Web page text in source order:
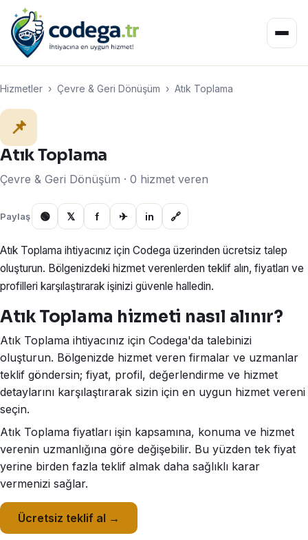
Hizmetler › Çevre & Geri Dönüşüm › Atık Toplama
📌
Atık Toplama
Çevre & Geri Dönüşüm · 0 hizmet veren
Paylaş 🟢 𝕏 f ✈ in 🔗
Atık Toplama ihtiyacınız için Codega üzerinden ücretsiz talep
oluşturun. Bölgenizdeki hizmet verenlerden teklif alın, fiyatları ve
profilleri karşılaştırarak işinizi güvenle halledin.
Atık Toplama hizmeti nasıl alınır?
Atık Toplama ihtiyacınız için Codega'da talebinizi
oluşturun. Bölgenizde hizmet veren firmalar ve uzmanlar
teklif göndersin; fiyat, profil, değerlendirme ve hizmet
detaylarını karşılaştırarak sizin için en uygun hizmet vereni
seçin.
Atık Toplama fiyatları işin kapsamına, konuma ve hizmet
verenin uzmanlığına göre değişebilir. Bu yüzden tek fiyat
yerine birden fazla teklif almak daha sağlıklı karar
vermenizi sağlar.
Ücretsiz teklif al →